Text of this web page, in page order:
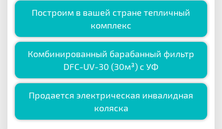
Построим в вашей стране тепличный
комплекс
Комбинированный барабанный фильтр
DFC-UV-30 (30м³) с УФ
Продается электрическая инвалидная
коляска